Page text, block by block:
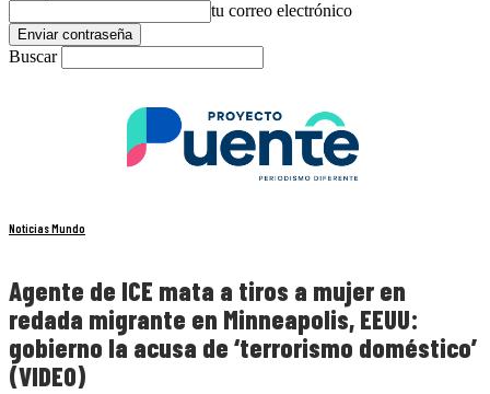
tu correo electrónico
Buscar
Noticias Mundo
Agente de ICE mata a tiros a mujer en
redada migrante en Minneapolis, EEUU:
gobierno la acusa de ‘terrorismo doméstico’
(VIDEO)